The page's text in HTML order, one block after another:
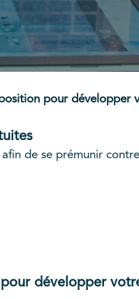
pour développer
de se prémunir
développer